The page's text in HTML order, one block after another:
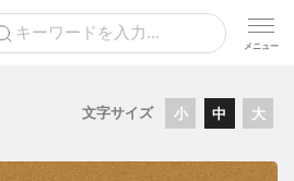
文字サイズ 小 中 大